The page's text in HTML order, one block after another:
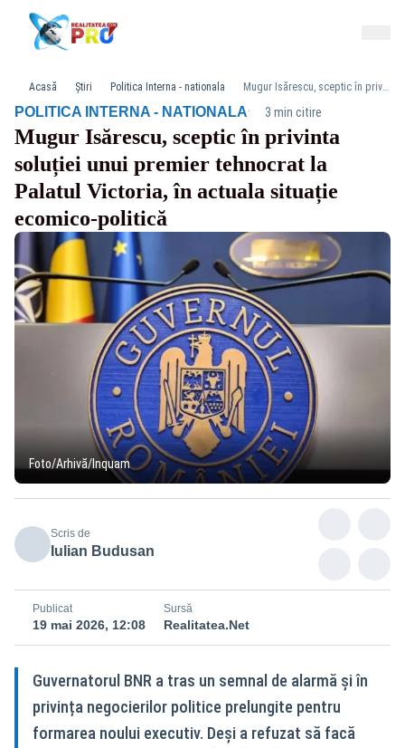
Acasă Știri Politica Interna - nationala Mugur Isărescu, sceptic în privinta soluției unui premier tehnocrat la Palatul Victoria, în actuala situație ecomico-politică
POLITICA INTERNA - NATIONALA· 3 min citire
Mugur Isărescu, sceptic în privinta
soluției unui premier tehnocrat la
Palatul Victoria, în actuala situație
ecomico-politică
Foto/Arhivă/Inquam
Scris de
Iulian Budusan
Publicat
19 mai 2026, 12:08
Sursă
Realitatea.Net
Guvernatorul BNR a tras un semnal de alarmă și în
privința negocierilor politice prelungite pentru
formarea noului executiv. Deși a refuzat să facă